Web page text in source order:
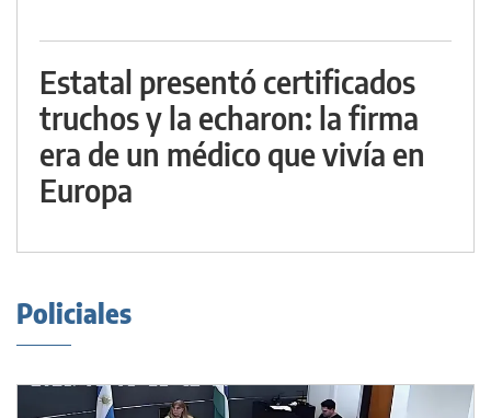
Estatal presentó certificados
truchos y la echaron: la firma
era de un médico que vivía en
Europa
Policiales